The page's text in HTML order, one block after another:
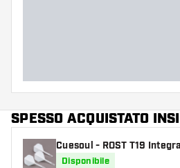
SPESSO ACQUISTATO
Cuesoul - ROST T19
lights - Standard Shape -
Disponibile